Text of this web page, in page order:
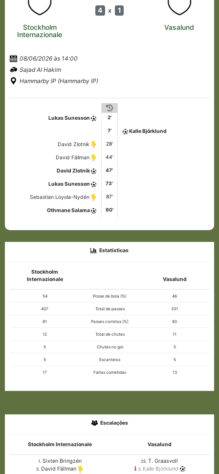
4 x 1
Stockholm
Internazionale
Vasalund
08/06/2026 às 14:00
Sajad Al Hakim
Hammarby IP (Hammarby IP)
Lukas Sunesson 2'
7' Kalle Björklund
David Zlotnik 28'
David Fällman 44'
David Zlotnik 47'
Lukas Sunesson 73'
Sebastian Loyola-Nydén 87'
Othmane Salama 90'
Estatísticas
Stockholm
Internazionale
Vasalund
54 Posse de bola (%) 46
407 Total de passes 331
81 Passes corretos (%) 80
12 Total de chutes 11
5 Chutes no gol 5
5 Escanteios 5
17 Faltas cometidas 13
Escalações
Stockholm Internazionale Vasalund
1. Sixten Bringzén
5. David Fällman
25. T. Graasvoll
3.Kalle Björklund